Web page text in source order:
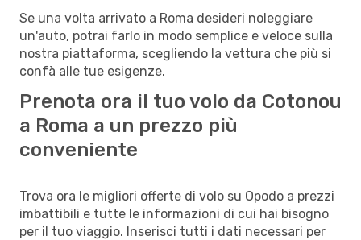
Se una volta arrivato a Roma desideri noleggiare
un'auto, potrai farlo in modo semplice e veloce sulla
nostra piattaforma, scegliendo la vettura che più si
confà alle tue esigenze.
Prenota ora il tuo volo da Cotonou
a Roma a un prezzo più
conveniente
Trova ora le migliori offerte di volo su Opodo a prezzi
imbattibili e tutte le informazioni di cui hai bisogno
per il tuo viaggio. Inserisci tutti i dati necessari per